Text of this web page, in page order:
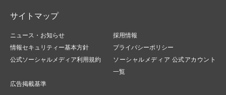
サイトマップ
ニュース・お知らせ
採用情報
情報セキュリティー基本方針
プライバシーポリシー
公式ソーシャルメディア利用規約
ソーシャルメディア 公式アカウント
一覧
広告掲載基準